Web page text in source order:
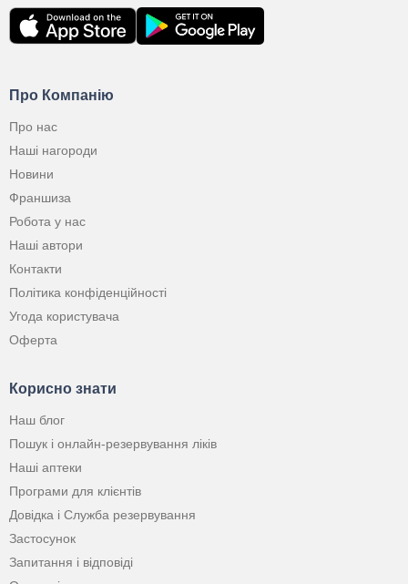
Про Компанію
Про нас
Наші нагороди
Новини
Франшиза
Робота у нас
Наші автори
Контакти
Політика конфіденційності
Угода користувача
Оферта
Корисно знати
Наш блог
Пошук і онлайн-резервування ліків
Наші аптеки
Програми для клієнтів
Довідка і Служба резервування
Застосунок
Запитання і відповіді